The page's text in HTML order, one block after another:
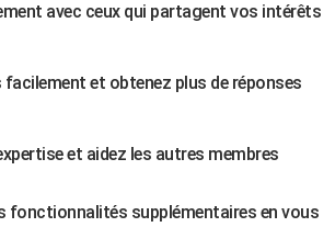
avec ceux qui partagent vos intérêts
et obtenez plus de réponses
et aidez les autres membres
fonctionnalités supplémentaires en vous